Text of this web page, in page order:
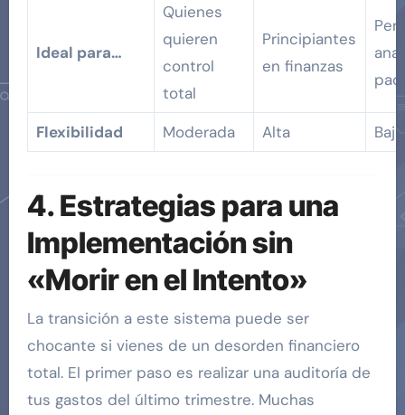
Ideal para…
Quienes
quieren
control
total
Principiantes
en finanzas
Flexibilidad Moderada Alta Baja
4. Estrategias para una
Implementación sin
«Morir en el Intento»
La transición a este sistema puede ser
chocante si vienes de un desorden financiero
total. El primer paso es realizar una auditoría de
tus gastos del último trimestre. Muchas